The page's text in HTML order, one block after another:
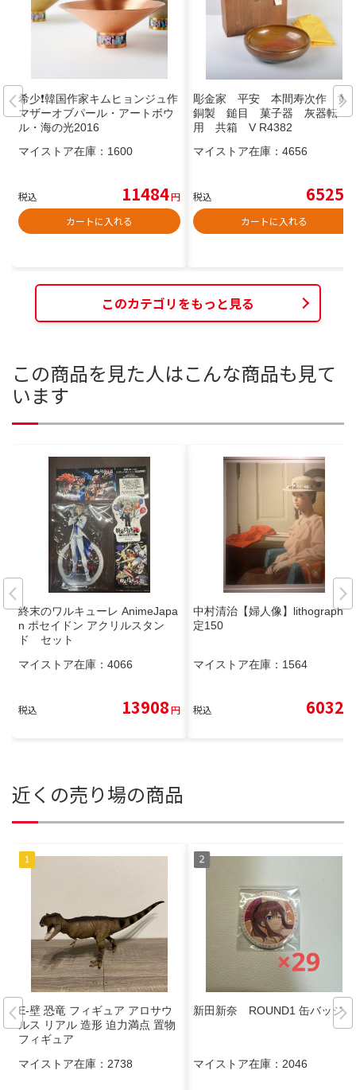
希少❗️韓国作家キムヒョンジュ作
マザーオブパール・アートボウ
ル・海の光2016
マイストア在庫： 1600
税込 11484円
カートに入れる
彫金家 平安 本間寿次作 黄
銅製 鎚目 菓子器 灰器転
用 共箱 V R4382
マイストア在庫： 4656
税込 6525
カートに入れる
このカテゴリをもっと見る
この商品を見た人はこんな商品も見て
います
終末のワルキューレ AnimeJapa
n ポセイドン アクリルスタン
ド セット
マイストア在庫： 4066
税込 13908円
中村清治【婦人像】lithograph限
定150
マイストア在庫： 1564
税込 6032
近くの売り場の商品
E-壁 恐竜 フィギュア アロサウ
ルス リアル 造形 迫力満点 置物
フィギュア
マイストア在庫： 2738
新田新奈 ROUND1 缶バッジ
マイストア在庫： 2046